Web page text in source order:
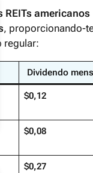
REITs americanos
, proporcionando-
regular:
Dividendo
$0,12
$0,08
$0,27